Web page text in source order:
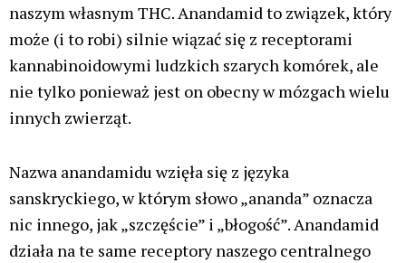
naszym własnym THC. Anandamid to związek, który
może (i to robi) silnie wiązać się z receptorami
kannabinoidowymi ludzkich szarych komórek, ale
nie tylko ponieważ jest on obecny w mózgach wielu
innych zwierząt.
Nazwa anandamidu wzięła się z języka
sanskryckiego, w którym słowo „ananda” oznacza
nic innego, jak „szczęście” i „błogość”. Anandamid
działa na te same receptory naszego centralnego